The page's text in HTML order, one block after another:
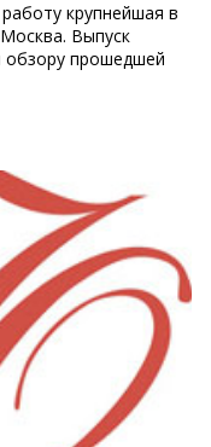
крупнейшая в
Выпуск
обзору прошедшей